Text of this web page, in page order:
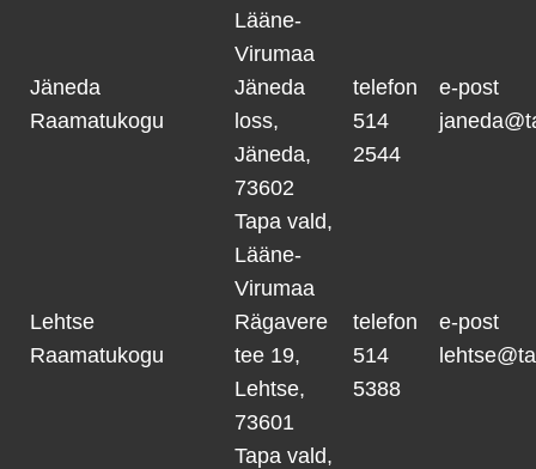
Lääne-
Virumaa
Jäneda
Raamatukogu
Jäneda
loss,
Jäneda,
73602
Tapa vald,
Lääne-
Virumaa
telefon
514
2544
e-post
Lehtse
Raamatukogu
Rägavere
tee 19,
Lehtse,
73601
Tapa vald,
telefon
514
5388
e-post